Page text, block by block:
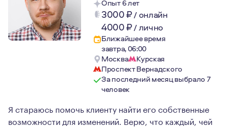
Опыт 6 лет
3000₽/ онлайн
4000₽/лично
Ближайшее время
завтра, 06:00
Москва
Курская
Проспект Вернадского
За последний месяц выбрало 7
человек
Я стараюсь помочь клиенту найти его собственные
возможности для изменений. Верю, что каждый, чей